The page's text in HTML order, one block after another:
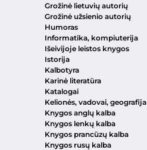
Grožinė lietuvių autorių
Grožinė užsienio autorių
Humoras
Informatika, kompiuterija
Išeivijoje leistos knygos
Istorija
Kalbotyra
Karinė literatūra
Katalogai
Kelionės, vadovai, geografija
Knygos anglų kalba
Knygos lenkų kalba
Knygos prancūzų kalba
Knygos rusų kalba